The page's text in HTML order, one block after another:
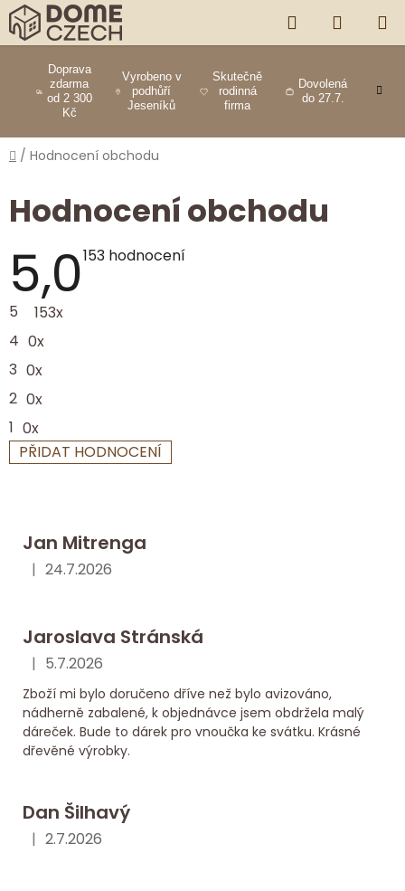
Přejít
na
obsah
Doprava
zdarma
od 2 300
Kč
Vyrobeno v
podhůří
Jeseníků
Skutečně
rodinná
firma
Dovolená
do 27.7.
HLEDAT
KOŠÍK
Domů
/ Hodnocení obchodu
Hodnocení obchodu
5,0Průměrné
153 hodnocení
5
153x
4 0x
3 0x
2 0x
1 0x
PŘIDAT HODNOCENÍ
Jan Mitrenga
Hodnocení obchodu je 5 z 5 hvězdiček.
| 24.7.2026
Jaroslava Stránská
Hodnocení obchodu je 5 z 5 hvězdiček.
| 5.7.2026
Zboží mi bylo doručeno dříve než bylo avizováno,
nádherně zabalené, k objednávce jsem obdržela malý
dáreček. Bude to dárek pro vnoučka ke svátku. Krásné
dřevěné výrobky.
Dan Šilhavý
Hodnocení obchodu je 5 z 5 hvězdiček.
| 2.7.2026